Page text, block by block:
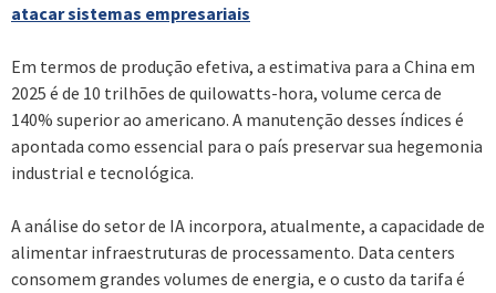
atacar sistemas empresariais
Em termos de produção efetiva, a estimativa para a China em
2025 é de 10 trilhões de quilowatts-hora, volume cerca de
140% superior ao americano. A manutenção desses índices é
apontada como essencial para o país preservar sua hegemonia
industrial e tecnológica.
A análise do setor de IA incorpora, atualmente, a capacidade de
alimentar infraestruturas de processamento. Data centers
consomem grandes volumes de energia, e o custo da tarifa é